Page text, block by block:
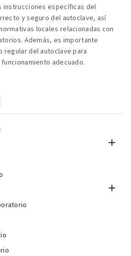
instrucciones específicas del
y seguro del autoclave, así
locales relacionadas con
Además, es importante
regular del autoclave para
adecuado.

